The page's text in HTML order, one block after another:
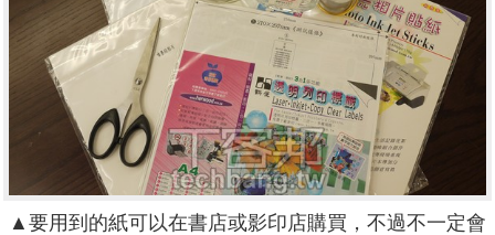
▲要用到的紙可以在書店或影印店購買，不過不一定會